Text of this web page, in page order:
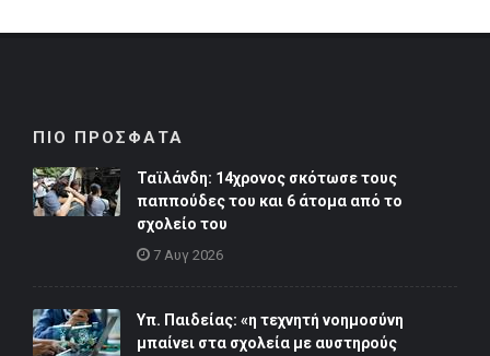
ΠΙΟ ΠΡΟΣΦΑΤΑ
Ταϊλάνδη: 14χρονος σκότωσε τους
παππούδες του και 6 άτομα από το
σχολείο του
7 Αυγ 2026
Υπ. Παιδείας: «η τεχνητή νοημοσύνη
μπαίνει στα σχολεία με αυστηρούς